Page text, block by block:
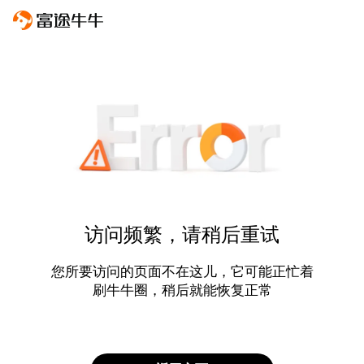
访问频繁，请稍后重试
您所要访问的页面不在这儿，它可能正忙着
刷牛牛圈，稍后就能恢复正常